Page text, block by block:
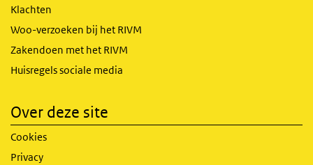
Klachten
Woo-verzoeken bij het RIVM
Zakendoen met het RIVM
Huisregels sociale media
Over deze site
Cookies
Privacy